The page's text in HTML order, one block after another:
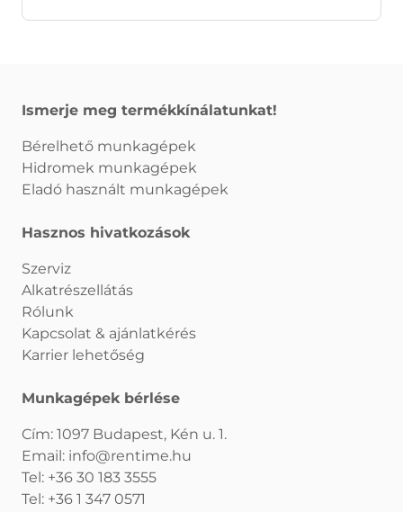
Ismerje meg termékkínálatunkat!
Bérelhető munkagépek
Hidromek munkagépek
Eladó használt munkagépek
Hasznos hivatkozások
Szerviz
Alkatrészellátás
Rólunk
Kapcsolat & ajánlatkérés
Karrier lehetőség
Munkagépek bérlése
Cím: 1097 Budapest, Kén u. 1.
Email: info@rentime.hu
Tel: +36 30 183 3555
Tel: +36 1 347 0571